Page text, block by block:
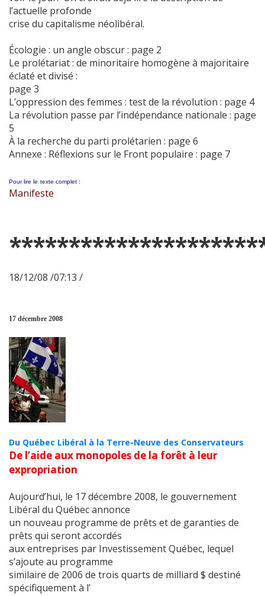
l’actuelle profonde
crise du capitalisme néolibéral.
Écologie : un angle obscur : page 2
Le prolétariat : de minoritaire homogène à majoritaire
éclaté et divisé :
page 3
L’oppression des femmes : test de la révolution : page 4
La révolution passe par l’indépendance nationale : page
5
À la recherche du parti prolétarien : page 6
Annexe : Réflexions sur le Front populaire : page 7
Pour lire le texte complet :
Manifeste
18/12/08 /07:13 /
17 décembre 2008
Du Québec Libéral à la Terre-Neuve des Conservateurs
De l’aide aux monopoles de la forêt à leur
expropriation
Aujourd’hui, le 17 décembre 2008, le gouvernement
Libéral du Québec annonce
un nouveau programme de prêts et de garanties de
prêts qui seront accordés
aux entreprises par Investissement Québec, lequel
s’ajoute au programme
similaire de 2006 de trois quarts de milliard $ destiné
spécifiquement à l’